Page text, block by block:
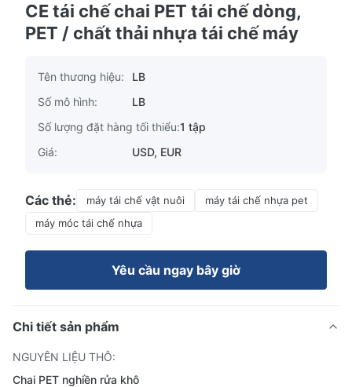
CE tái chế chai PET tái chế dòng,
PET / chất thải nhựa tái chế máy
Tên thương hiệu:
LB
Số mô hình:
LB
Số lượng đặt hàng tối thiểu:1 tập
Giá:
USD, EUR
Các thẻ: máy tái chế vật nuôi
máy tái chế nhựa pet
máy móc tái chế nhựa
Yêu cầu ngay bây giờ
Chi tiết sản phẩm
NGUYÊN LIỆU THÔ:
Chai PET nghiền rửa khô